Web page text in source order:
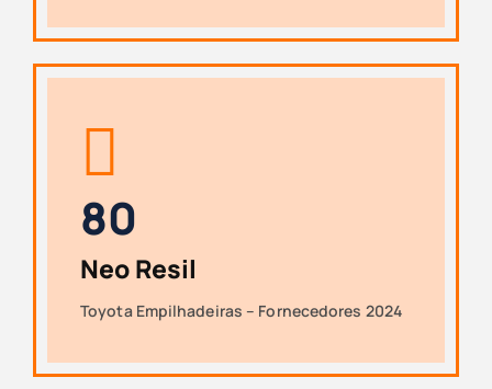
80
Neo Resil
Toyota Empilhadeiras – Fornecedores 2024